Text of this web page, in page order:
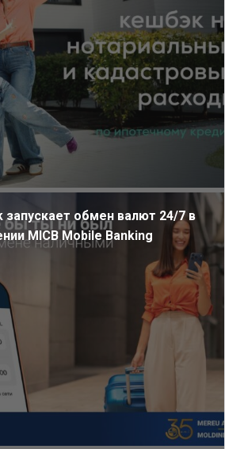
запускает обмен валют 24/7 в
MICB Mobile Banking